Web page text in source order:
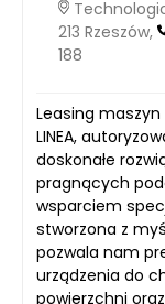
213 Rzeszów,
188
Leasing
LINEA,
doskonałe
pragnących
wsparciem
stworzona z
pozwala nam
urządzenia do
powierzchni